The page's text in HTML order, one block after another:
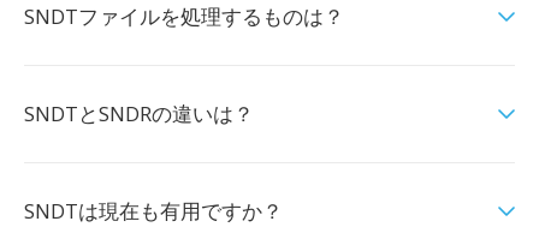
SNDTファイルを処理するものは？
SNDTとSNDRの違いは？
SNDTは現在も有用ですか？